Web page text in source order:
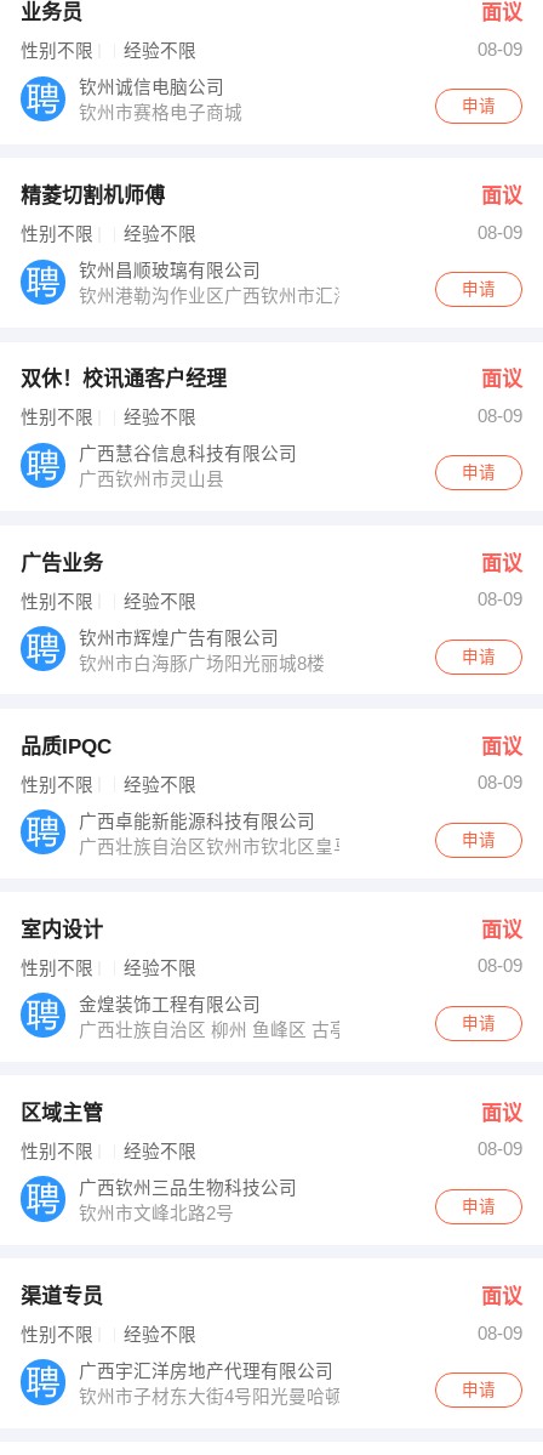
业务员 面议
性别不限 经验不限
08-09
钦州诚信电脑公司
钦州市赛格电子商城
申请
精菱切割机师傅 面议
性别不限 经验不限
08-09
钦州昌顺玻璃有限公司
钦州港勒沟作业区广西钦州市汇海粮油工业有限公司办公
申请
双休！校讯通客户经理 面议
性别不限 经验不限
08-09
广西慧谷信息科技有限公司
广西钦州市灵山县
申请
广告业务 面议
性别不限 经验不限
08-09
钦州市辉煌广告有限公司
钦州市白海豚广场阳光丽城8楼
申请
品质IPQC 面议
性别不限 经验不限
08-09
广西卓能新能源科技有限公司
广西壮族自治区钦州市钦北区皇马工业园一区卓能产业园
申请
室内设计 面议
性别不限 经验不限
08-09
金煌装饰工程有限公司
广西壮族自治区 柳州 鱼峰区 古亭大道冠亚国际星城1-1-
申请
区域主管 面议
性别不限 经验不限
08-09
广西钦州三品生物科技公司
钦州市文峰北路2号
申请
渠道专员 面议
性别不限 经验不限
08-09
广西宇汇洋房地产代理有限公司
钦州市子材东大街4号阳光曼哈顿2号楼1单元705号房
申请